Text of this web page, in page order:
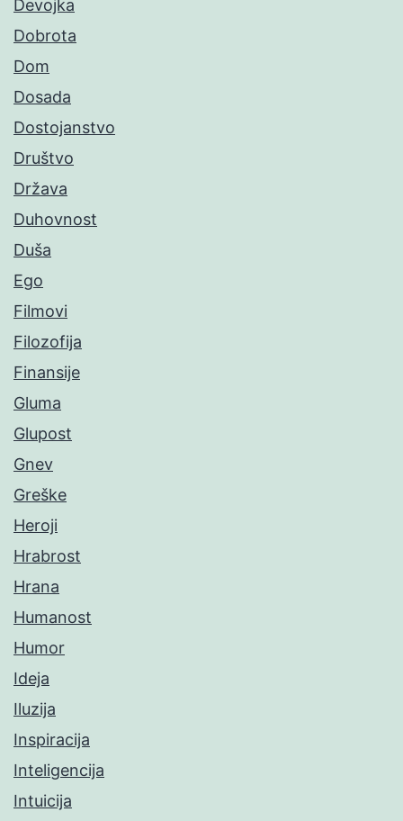
Devojka
Dobrota
Dom
Dosada
Dostojanstvo
Društvo
Država
Duhovnost
Duša
Ego
Filmovi
Filozofija
Finansije
Gluma
Glupost
Gnev
Greške
Heroji
Hrabrost
Hrana
Humanost
Humor
Ideja
Iluzija
Inspiracija
Inteligencija
Intuicija